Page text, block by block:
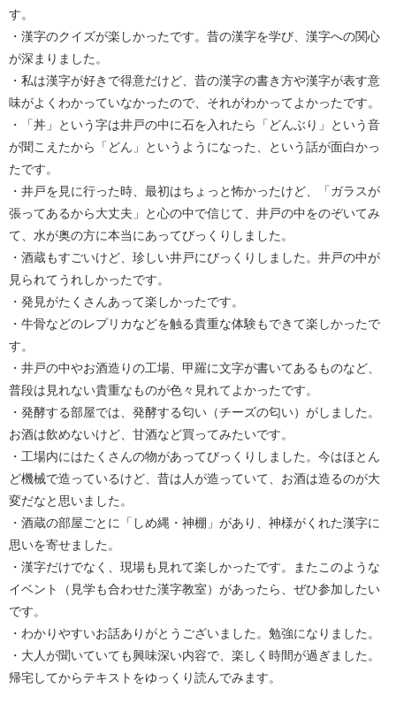
す。
・漢字のクイズが楽しかったです。昔の漢字を学び、漢字への関心
が深まりました。
・私は漢字が好きで得意だけど、昔の漢字の書き方や漢字が表す意
味がよくわかっていなかったので、それがわかってよかったです。
・「丼」という字は井戸の中に石を入れたら「どんぶり」という音
が聞こえたから「どん」というようになった、という話が面白かっ
たです。
・井戸を見に行った時、最初はちょっと怖かったけど、「ガラスが
張ってあるから大丈夫」と心の中で信じて、井戸の中をのぞいてみ
て、水が奥の方に本当にあってびっくりしました。
・酒蔵もすごいけど、珍しい井戸にびっくりしました。井戸の中が
見られてうれしかったです。
・発見がたくさんあって楽しかったです。
・牛骨などのレプリカなどを触る貴重な体験もできて楽しかったで
す。
・井戸の中やお酒造りの工場、甲羅に文字が書いてあるものなど、
普段は見れない貴重なものが色々見れてよかったです。
・発酵する部屋では、発酵する匂い（チーズの匂い）がしました。
お酒は飲めないけど、甘酒など買ってみたいです。
・工場内にはたくさんの物があってびっくりしました。今はほとん
ど機械で造っているけど、昔は人が造っていて、お酒は造るのが大
変だなと思いました。
・酒蔵の部屋ごとに「しめ縄・神棚」があり、神様がくれた漢字に
思いを寄せました。
・漢字だけでなく、現場も見れて楽しかったです。またこのような
イベント（見学も合わせた漢字教室）があったら、ぜひ参加したい
です。
・わかりやすいお話ありがとうございました。勉強になりました。
・大人が聞いていても興味深い内容で、楽しく時間が過ぎました。
帰宅してからテキストをゆっくり読んでみます。